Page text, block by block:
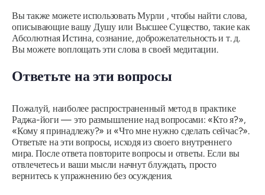
Вы также можете использоватьМурли , чтобы найти слова,
описывающие вашу Душу или Высшее Существо, такие как
Абсолютная Истина, сознание, доброжелательность и т. д.
Вы можете воплощать эти слова в своей медитации.
Ответьте на эти вопросы
Пожалуй, наиболее распространенный метод в практике
Раджа-йоги — это размышление над вопросами: «Кто я?»,
«Кому я принадлежу?» и «Что мне нужно сделать сейчас?».
Ответьте на эти вопросы, исходя из своего внутреннего
мира. После ответа повторите вопросы и ответы. Если вы
отвлечетесь и ваши мысли начнут блуждать, просто
вернитесь к упражнению без осуждения.